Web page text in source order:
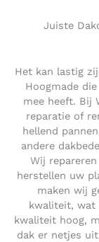
Juiste
Het kan lastig
Hoogmade
mee heeft. Bij
reparatie of
hellend
andere
Wij
herstellen uw
maken wij
kwaliteit, wat
kwaliteit hoog,
dak er netjes